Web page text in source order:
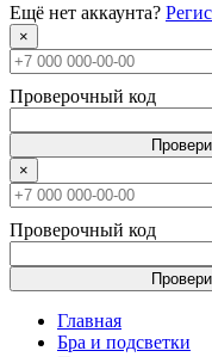
Ещё нет аккаунта?
×
Проверочный код
×
Проверочный код
Главная
Бра и подсветки